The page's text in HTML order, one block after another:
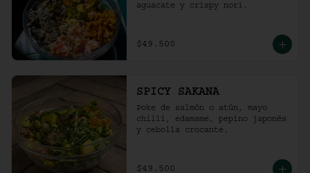
aguacate y crispy nori.
$49.500
SPICY SAKANA
Poke de salmón o atún, mayo
chilli, edamame, pepino japonés
y cebolla crocante.
$49.500